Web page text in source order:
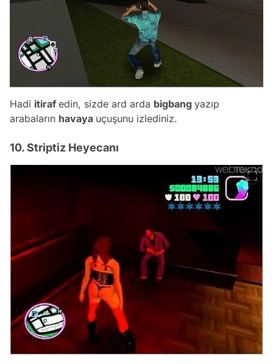
Hadi itiraf edin, sizde ard arda bigbang yazıp
arabaların havaya uçuşunu izlediniz.
10. Striptiz Heyecanı